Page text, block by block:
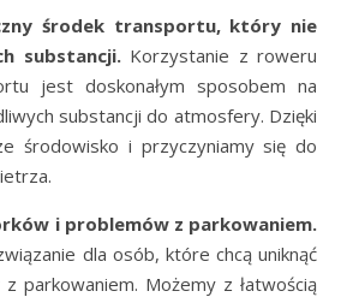
środek transportu, który nie
substancji.Korzystanie z roweru
jest doskonałym sposobem na
substancji do atmosfery. Dzięki
środowisko i przyczyniamy się do
i problemów z parkowaniem.
dla osób, które chcą uniknąć
parkowaniem. Możemy z łatwością